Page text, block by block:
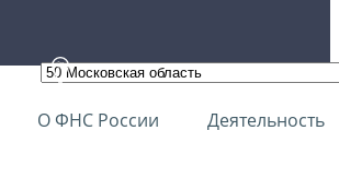
О ФНС России Деятельность